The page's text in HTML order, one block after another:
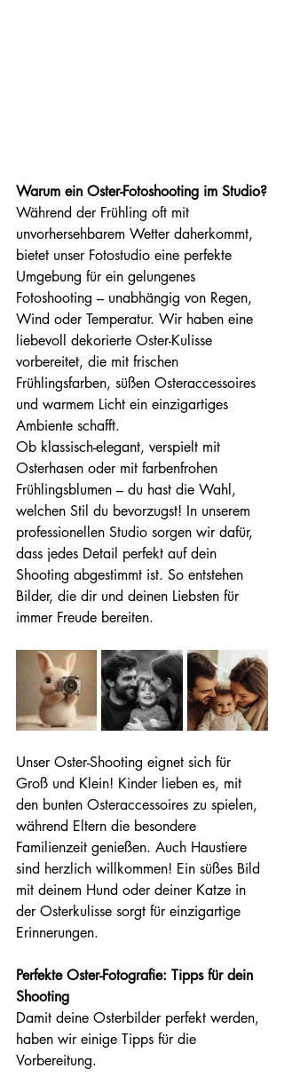
Warum ein Oster-Fotoshooting im Studio?
Während der Frühling oft mit
unvorhersehbarem Wetter daherkommt,
bietet unser Fotostudio eine perfekte
Umgebung für ein gelungenes
Fotoshooting – unabhängig von Regen,
Wind oder Temperatur. Wir haben eine
liebevoll dekorierte Oster-Kulisse
vorbereitet, die mit frischen
Frühlingsfarben, süßen Osteraccessoires
und warmem Licht ein einzigartiges
Ambiente schafft.
Ob klassisch-elegant, verspielt mit
Osterhasen oder mit farbenfrohen
Frühlingsblumen – du hast die Wahl,
welchen Stil du bevorzugst! In unserem
professionellen Studio sorgen wir dafür,
dass jedes Detail perfekt auf dein
Shooting abgestimmt ist. So entstehen
Bilder, die dir und deinen Liebsten für
immer Freude bereiten.
Unser Oster-Shooting eignet sich für
Groß und Klein! Kinder lieben es, mit
den bunten Osteraccessoires zu spielen,
während Eltern die besondere
Familienzeit genießen. Auch Haustiere
sind herzlich willkommen! Ein süßes Bild
mit deinem Hund oder deiner Katze in
der Osterkulisse sorgt für einzigartige
Erinnerungen.
Perfekte Oster-Fotografie: Tipps für dein
Shooting
Damit deine Osterbilder perfekt werden,
haben wir einige Tipps für die
Vorbereitung.